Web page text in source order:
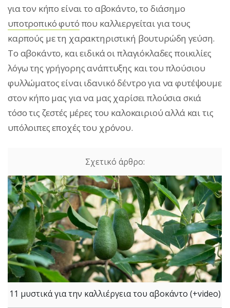
για τον κήπο είναι το αβοκάντο, το διάσημο
υποτροπικό φυτό που καλλιεργείται για τους
καρπούς με τη χαρακτηριστική βουτυρώδη γεύση.
Το αβοκάντο, και ειδικά οι πλαγιόκλαδες ποικιλίες
λόγω της γρήγορης ανάπτυξης και του πλούσιου
φυλλώματος είναι ιδανικό δέντρο για να φυτέψουμε
στον κήπο μας για να μας χαρίσει πλούσια σκιά
τόσο τις ζεστές μέρες του καλοκαιριού αλλά και τις
υπόλοιπες εποχές του χρόνου.
11 μυστικά για την καλλιέργεια του αβοκάντο (+video)